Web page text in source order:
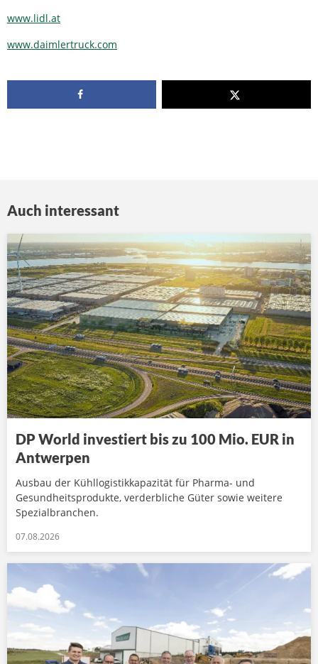
www.lidl.at
www.daimlertruck.com
Auch interessant
DP World investiert bis zu 100 Mio. EUR in
Antwerpen
Ausbau der Kühllogistikkapazität für Pharma- und
Gesundheitsprodukte, verderbliche Güter sowie weitere
Spezialbranchen.
07.08.2026